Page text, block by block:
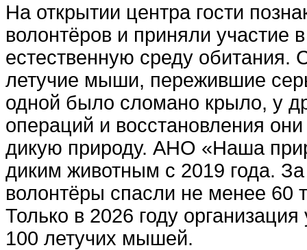
На открытии центра гости
волонтёров и приняли участие
естественную среду обитания.
летучие мыши, пережившие
одной было сломано крыло, у
операций и восстановления
дикую природу. АНО «Наша
диким животным с 2019 года.
волонтёры спасли не менее 60
Только в 2026 году
100 летучих мышей.